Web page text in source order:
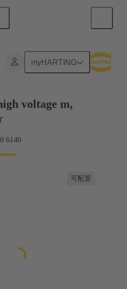
myHARTING
voltage m,
6140
可配置